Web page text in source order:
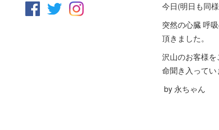
今日(明日も同
突然の心臓 呼
頂きました。
沢山のお客様
命聞き入ってい
by 永ちゃん